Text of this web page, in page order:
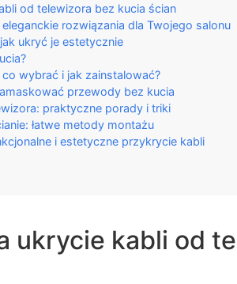
od telewizora bez kucia ścian
rozwiązania dla Twojego salonu
ukryć je estetycznie
wybrać i jak zainstalować?
przewody bez kucia
praktyczne porady i triki
łatwe metody montażu
i estetyczne przykrycie kabli
ukrycie kabli od